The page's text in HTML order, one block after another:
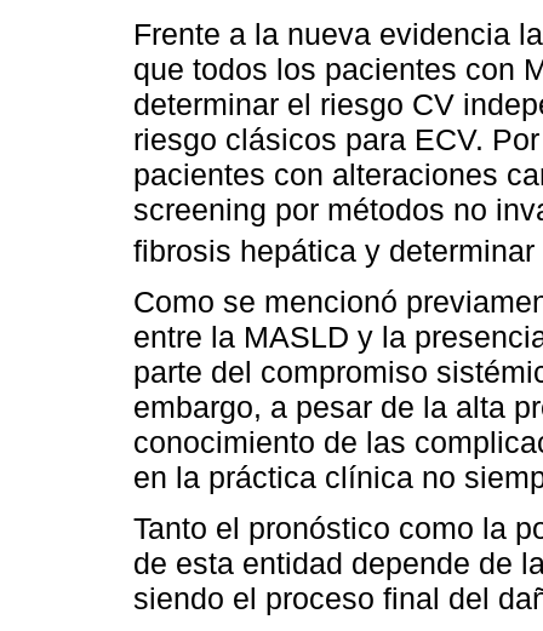
Frente a la nueva evidencia
que todos los pacientes con
determinar el riesgo CV
riesgo clásicos para ECV.
pacientes con alteraciones
screening por métodos no
fibrosis hepática y
Como se mencionó
entre la MASLD y la
parte del compromiso
embargo, a pesar de la alta
conocimiento de las
en la práctica clínica no
Tanto el pronóstico como la
de esta entidad depende de
siendo el proceso final del